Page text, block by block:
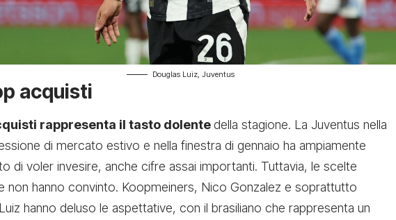
Douglas Luiz, Juventus
acquisti
rappresenta il tasto dolentedella stagione. La Juventus nella
di mercato estivo e nella finestra di gennaio ha ampiamente
di voler invesire, anche cifre assai importanti. Tuttavia, le scelte
non hanno convinto. Koopmeiners, Nico Gonzalez e soprattutto
hanno deluso le aspettative, con il brasiliano che rappresenta un